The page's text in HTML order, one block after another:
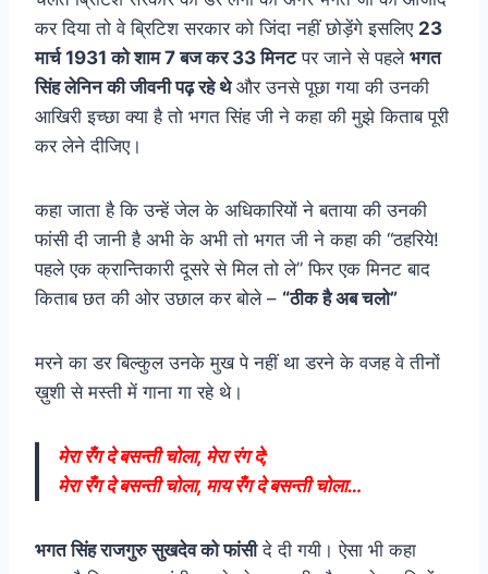
कर दिया तो वे ब्रिटिश सरकार को जिंदा नहीं छोड़ेंगे इसलिए 23
मार्च 1931 को शाम 7 बज कर 33 मिनटपर जाने से पहले भगत
सिंह लेनिन की जीवनी पढ़ रहे थेऔर उनसे पूछा गया की उनकी
आखिरी इच्छा क्या है तो भगत सिंह जी ने कहा की मुझे किताब पूरी
कर लेने दीजिए।
कहा जाता है कि उन्हें जेल के अधिकारियों ने बताया की उनकी
फांसी दी जानी है अभी के अभी तो भगत जी ने कहा की “ठहरिये!
पहले एक क्रान्तिकारी दूसरे से मिल तो ले” फिर एक मिनट बाद
किताब छत की ओर उछाल कर बोले – “ठीक है अब चलो”
मरने का डर बिल्कुल उनके मुख पे नहीं था डरने के वजह वे तीनों
ख़ुशी से मस्ती में गाना गा रहे थे।
मेरा रँग दे बसन्ती चोला, मेरा रंग दे;
मेरा रँग दे बसन्ती चोला, माय रँग दे बसन्ती चोला…
भगत सिंह राजगुरु सुखदेव को फांसीदे दी गयी। ऐसा भी कहा